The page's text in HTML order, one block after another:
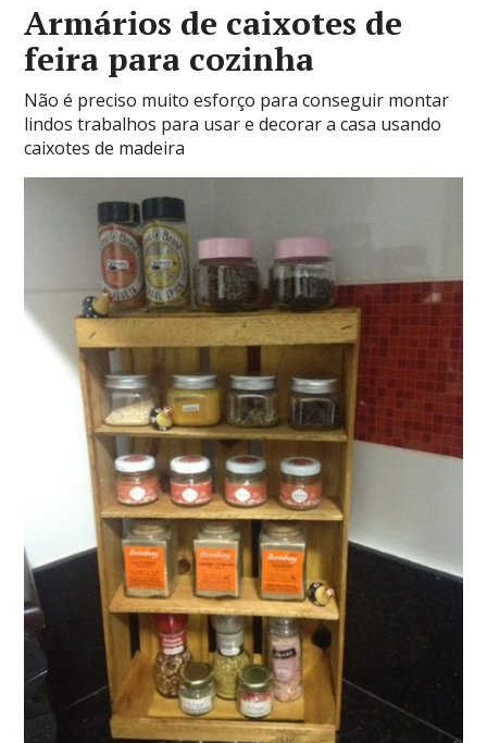
Armários de caixotes de
feira para cozinha
Não é preciso muito esforço para conseguir montar
lindos trabalhos para usar e decorar a casa usando
caixotes de madeira